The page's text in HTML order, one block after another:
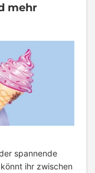
mehr
spannende
ihr zwischen